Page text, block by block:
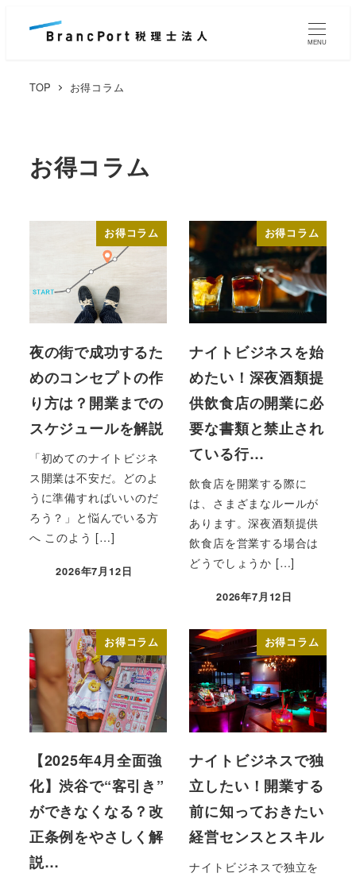
MENU
TOP お得コラム
お得コラム
お得コラム
夜の街で成功するた
めのコンセプトの作
り方は？開業までの
スケジュールを解説
「初めてのナイトビジネ
ス開業は不安だ。どのよ
うに準備すればいいのだ
ろう？」と悩んでいる方
へ このよう […]
投稿日
2026年7月12日
お得コラム
ナイトビジネスを始
めたい！深夜酒類提
供飲食店の開業に必
要な書類と禁止され
ている行…
飲食店を開業する際に
は、さまざまなルールが
あります。深夜酒類提供
飲食店を営業する場合は
どうでしょうか […]
投稿日
2026年7月12日
お得コラム
【2025年4月全面強
化】渋谷で“客引き”
ができなくなる？改
正条例をやさしく解
説…
お得コラム
ナイトビジネスで独
立したい！開業する
前に知っておきたい
経営センスとスキル
ナイトビジネスで独立を